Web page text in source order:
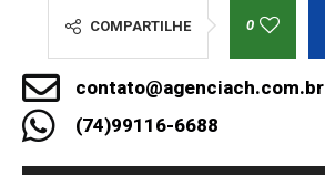
COMPARTILHE 0
contato@agenciach.com.br
(74)99116-6688